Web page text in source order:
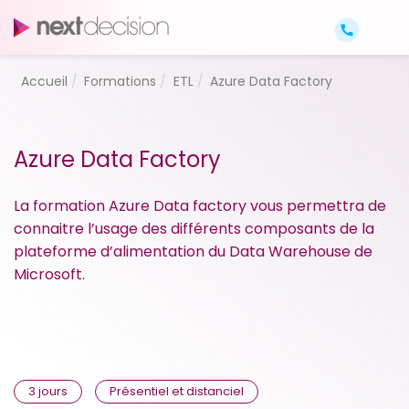
Accueil Formations ETL Azure Data Factory
Azure Data Factory
La formation Azure Data factory vous permettra de
connaitre l’usage des différents composants de la
plateforme d’alimentation du Data Warehouse de
Microsoft.
3 jours Présentiel et distanciel